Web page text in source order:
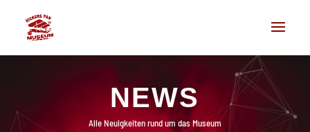
NEWS
Alle Neuigkeiten rund um das Museum